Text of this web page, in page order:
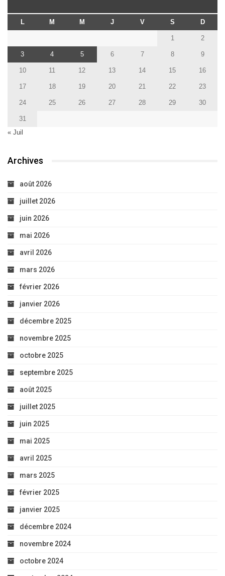
L M M J V S D
1 2
3 4 5 6 7 8 9
10 11 12 13 14 15 16
17 18 19 20 21 22 23
24 25 26 27 28 29 30
31
« Juil
Archives
août 2026
juillet 2026
juin 2026
mai 2026
avril 2026
mars 2026
février 2026
janvier 2026
décembre 2025
novembre 2025
octobre 2025
septembre 2025
août 2025
juillet 2025
juin 2025
mai 2025
avril 2025
mars 2025
février 2025
janvier 2025
décembre 2024
novembre 2024
octobre 2024